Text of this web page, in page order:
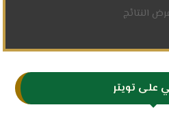
النتائج
على تويتر